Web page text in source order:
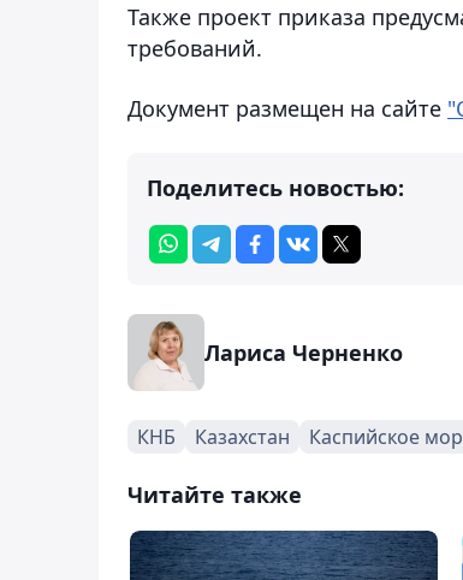
Также проект приказа
требований.
Документ размещен на сайте
Поделитесь новостью:
Лариса Черненко
КНБ Казахстан Каспийское
Читайте также